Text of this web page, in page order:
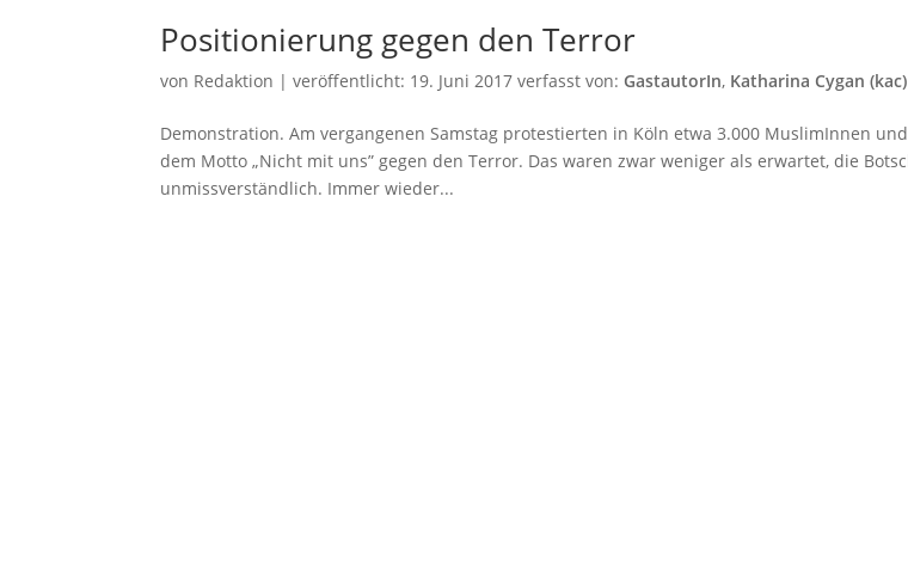
Positionierung gegen den Terror
von Redaktion |veröffentlicht: 19. Juni 2017 verfasst von: GastautorIn, Katharina Cygan (kac)
Demonstration. Am vergangenen Samstag protestierten in Köln etwa 3.000 MuslimInnen
dem Motto „Nicht mit uns” gegen den Terror. Das waren zwar weniger als erwartet, die
unmissverständlich. Immer wieder...